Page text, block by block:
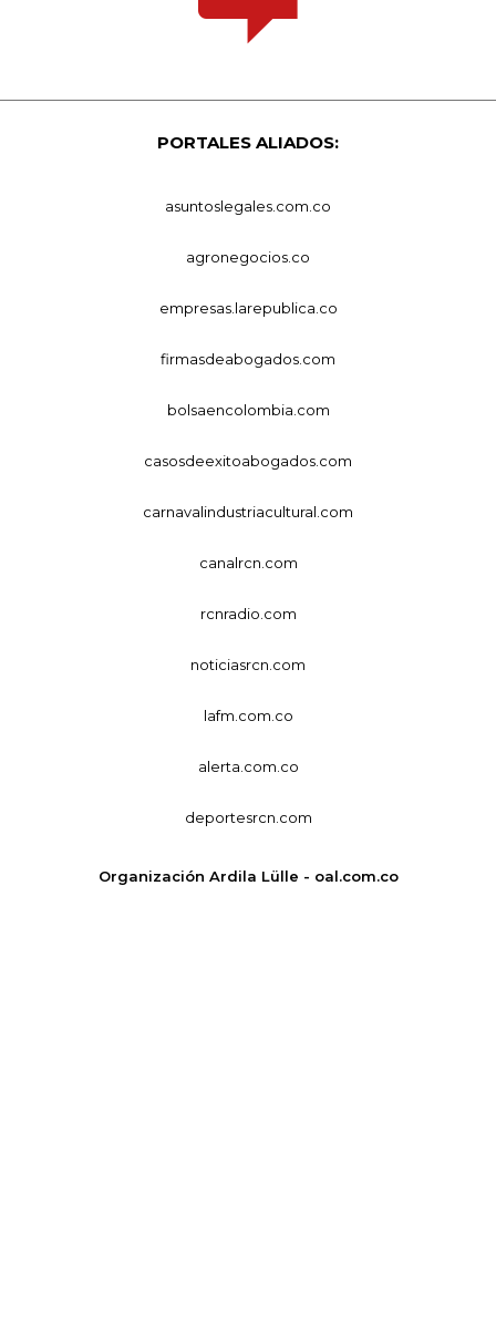
PORTALES ALIADOS:
asuntoslegales.com.co
agronegocios.co
empresas.larepublica.co
firmasdeabogados.com
bolsaencolombia.com
casosdeexitoabogados.com
carnavalindustriacultural.com
canalrcn.com
rcnradio.com
noticiasrcn.com
lafm.com.co
alerta.com.co
deportesrcn.com
Organización Ardila Lülle - oal.com.co